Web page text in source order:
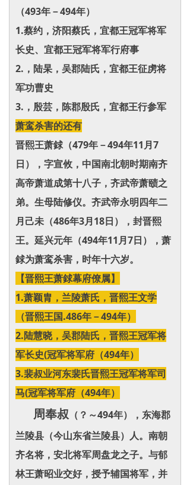
（493年－494年）
1.蔡约，济阳蔡氏，宜都王冠军将军
长史、宜都王冠军将军行府事
2.，陆杲，吴郡陆氏，宜都王征虏将
军功曹史
3.，殷芸，陈郡殷氏，宜都王行参军
萧鸾杀害的还有
晋熙王萧銶（479年－494年11月7
日），字宣攸，中国南北朝时期南齐
高帝萧道成第十八子，齐武帝萧赜之
弟。生母陆修仪。齐武帝永明四年二
月己未（486年3月18日），封晋熙
王。延兴元年（494年11月7日），萧
銶为萧鸾杀害，时年十六岁。
【晋熙王萧銶幕府僚属】
1.萧颖胄，兰陵萧氏，晋熙王文学
（晋熙王国.486年－494年）
2.陆慧晓，吴郡陆氏，晋熙王冠军将
军长史(冠军将军府（494年）
3.裴叔业河东裴氏晋熙王冠军将军司
马(冠军将军府（494年）
周奉叔 （？～494年），东海郡
兰陵县（今山东省兰陵县）人。南朝
齐名将，安北将军周盘龙之子。与郁
林王萧昭业交好，授予辅国将军，并